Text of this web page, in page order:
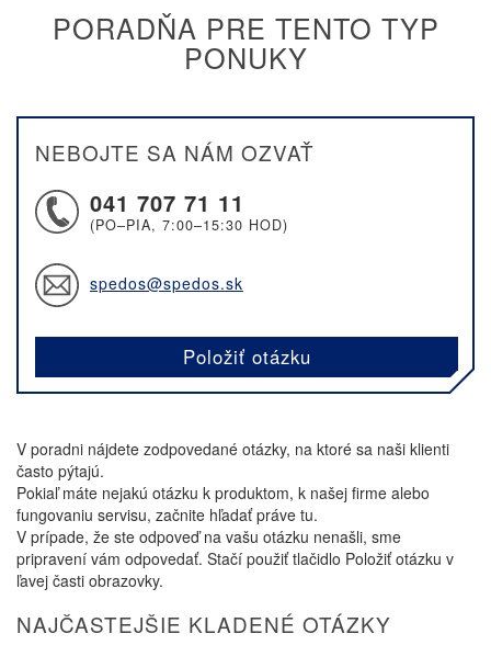
PORADŇA PRE TENTO TYP
PONUKY
NEBOJTE SA NÁM OZVAŤ
041 707 71 11
(PO–PIA, 7:00–15:30 HOD)
spedos@spedos.sk
Položiť otázku
V poradni nájdete zodpovedané otázky, na ktoré sa naši klienti
často pýtajú.
Pokiaľ máte nejakú otázku k produktom, k našej firme alebo
fungovaniu servisu, začnite hľadať práve tu.
V prípade, že ste odpoveď na vašu otázku nenašli, sme
pripravení vám odpovedať. Stačí použiť tlačidlo Položiť otázku v
ľavej časti obrazovky.
NAJČASTEJŠIE KLADENÉ OTÁZKY